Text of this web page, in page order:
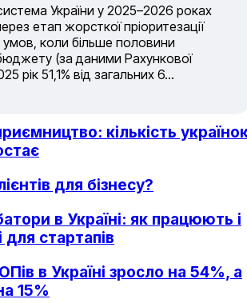
України у 2025–2026 роках
етап жорсткої пріоритезації
умов, коли більше половини
(за даними Рахункової
рік 51,1% від загальних 6…
кількість
для бізнесу?
в Україні: як працюють і
стартапів
в Україні зросло на 54%, а
15%